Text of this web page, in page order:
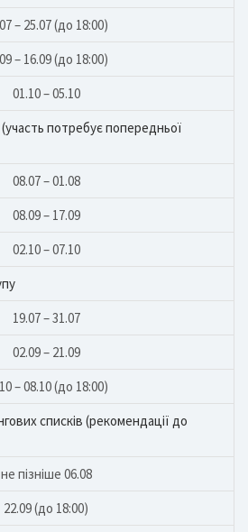
– 25.07 (до 18:00)
– 16.09 (до 18:00)
01.10 – 05.10
потребує попередньої
08.07 – 01.08
08.09 – 17.09
02.10 – 07.10
19.07 – 31.07
02.09 – 21.09
– 08.10 (до 18:00)
списків (рекомендації до
не пізніше 06.08
22.09 (до 18:00)